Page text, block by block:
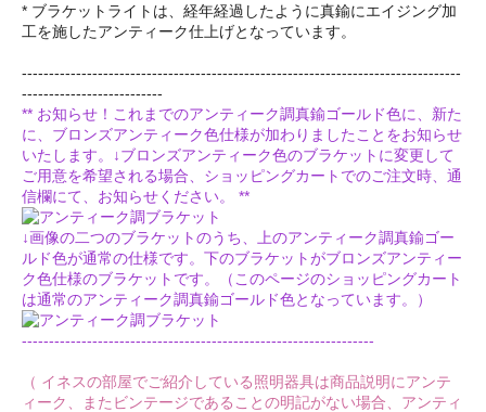
* ブラケットライトは、経年経過したように真鍮にエイジング加
工を施したアンティーク仕上げとなっています。
---------------------------------------------------------------------------------
--------------------------
** お知らせ！これまでのアンティーク調真鍮ゴールド色に、新た
に、ブロンズアンティーク色仕様が加わりましたことをお知らせ
いたします。↓ブロンズアンティーク色のブラケットに変更して
ご用意を希望される場合、ショッピングカートでのご注文時、通
信欄にて、お知らせください。 **
↓画像の二つのブラケットのうち、上のアンティーク調真鍮ゴー
ルド色が通常の仕様です。下のブラケットがブロンズアンティー
ク色仕様のブラケットです。（このページのショッピングカート
は通常のアンティーク調真鍮ゴールド色となっています。）
-----------------------------------------------------------------
（ イネスの部屋でご紹介している照明器具は商品説明にアンテ
ィーク、またビンテージであることの明記がない場合、アンティ